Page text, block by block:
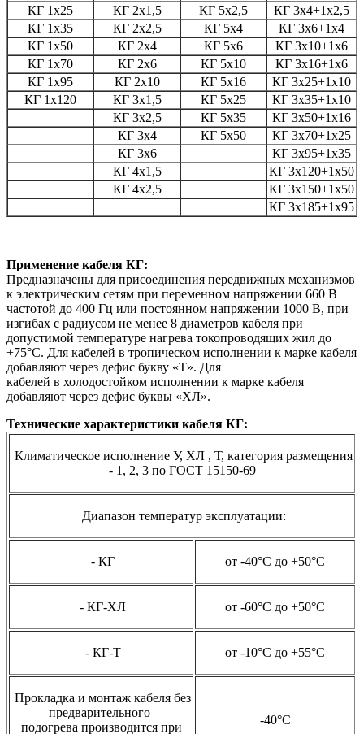
КГ 1х25
КГ 2х1,5 КГ 5х2,5
КГ 3х4+1х2,5
КГ 1х35
КГ 2х2,5 КГ 5х4
КГ 3х6+1х4
КГ 1х50
КГ 2х4 КГ 5х6
КГ 3х10+1х6
КГ 1х70
КГ 2х6 КГ 5х10
КГ 3х16+1х6
КГ 1х95
КГ 2х10 КГ 5х16
КГ 3х25+1х10
КГ 1х120
КГ 3х1,5 КГ 5х25
КГ 3х35+1х10
КГ 3х2,5
КГ 5х35
КГ 3х50+1х16
КГ 3х4
КГ 5х50
КГ 3х70+1х25
КГ 3х6
КГ 3х95+1х35
КГ 4х1,5
КГ 3х120+1х50
КГ 4х2,5
КГ 3х150+1х50
КГ 3х185+1х95
Применение кабеля КГ:
Предназначены для присоединения передвижных механизмов
к электрическим сетям при переменном напряжении 660 В
частотой до 400 Гц или постоянном напряжении 1000 В, при
изгибах с радиусом не менее 8 диаметров кабеля при
допустимой температуре нагрева токопроводящих жил до
+75°С. Для кабелей в тропическом исполнении к марке кабеля
добавляют через дефис букву «Т». Для
кабелей в холодостойком исполнении к марке кабеля
добавляют через дефис буквы «ХЛ».
Технические характеристики кабеля КГ:
Климатическое исполнение У, ХЛ , Т, категория размещения
- 1, 2, 3 по ГОСТ 15150-69
Диапазон температур эксплуатации:
- КГ от -40°С до +50°С
- КГ-ХЛ от -60°С до +50°С
- КГ-Т от -10°С до +55°С
Прокладка и монтаж кабеля без
предварительного
подогрева производится при
-40°С